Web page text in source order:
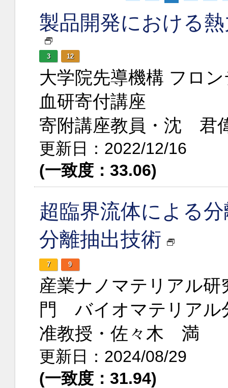
製品開発における
3 12
大学院先導機構 フロ
血研寄付講座
寄附講座教員・沈 君
更新日：2022/12/16
(一致度：33.06)
超臨界流体による
分離抽出技術
7 9
産業ナノマテリアル
門 バイオマテリアル
准教授・佐々木 満
更新日：2024/08/29
(一致度：31.94)